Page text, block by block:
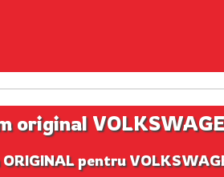
original
ORIGINAL pentru